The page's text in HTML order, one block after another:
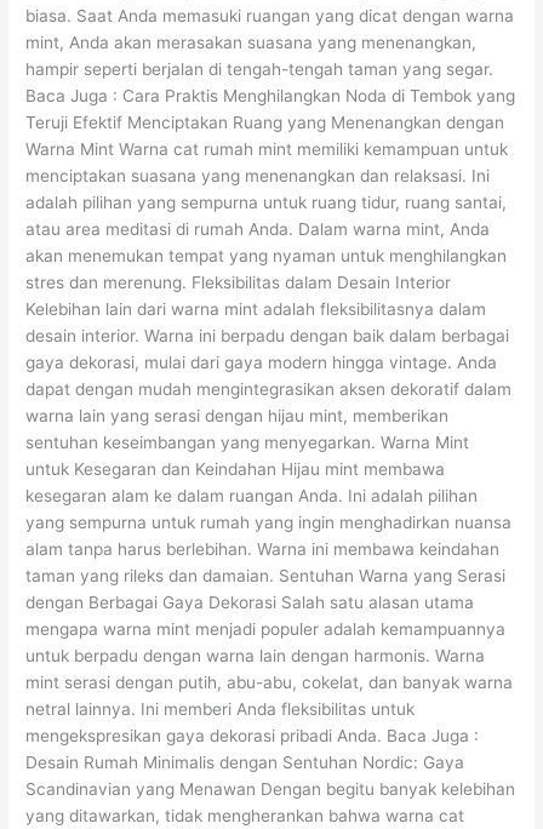
biasa. Saat Anda memasuki ruangan yang dicat dengan warna
mint, Anda akan merasakan suasana yang menenangkan,
hampir seperti berjalan di tengah-tengah taman yang segar.
Baca Juga : Cara Praktis Menghilangkan Noda di Tembok yang
Teruji Efektif Menciptakan Ruang yang Menenangkan dengan
Warna Mint Warna cat rumah mint memiliki kemampuan untuk
menciptakan suasana yang menenangkan dan relaksasi. Ini
adalah pilihan yang sempurna untuk ruang tidur, ruang santai,
atau area meditasi di rumah Anda. Dalam warna mint, Anda
akan menemukan tempat yang nyaman untuk menghilangkan
stres dan merenung. Fleksibilitas dalam Desain Interior
Kelebihan lain dari warna mint adalah fleksibilitasnya dalam
desain interior. Warna ini berpadu dengan baik dalam berbagai
gaya dekorasi, mulai dari gaya modern hingga vintage. Anda
dapat dengan mudah mengintegrasikan aksen dekoratif dalam
warna lain yang serasi dengan hijau mint, memberikan
sentuhan keseimbangan yang menyegarkan. Warna Mint
untuk Kesegaran dan Keindahan Hijau mint membawa
kesegaran alam ke dalam ruangan Anda. Ini adalah pilihan
yang sempurna untuk rumah yang ingin menghadirkan nuansa
alam tanpa harus berlebihan. Warna ini membawa keindahan
taman yang rileks dan damaian. Sentuhan Warna yang Serasi
dengan Berbagai Gaya Dekorasi Salah satu alasan utama
mengapa warna mint menjadi populer adalah kemampuannya
untuk berpadu dengan warna lain dengan harmonis. Warna
mint serasi dengan putih, abu-abu, cokelat, dan banyak warna
netral lainnya. Ini memberi Anda fleksibilitas untuk
mengekspresikan gaya dekorasi pribadi Anda. Baca Juga :
Desain Rumah Minimalis dengan Sentuhan Nordic: Gaya
Scandinavian yang Menawan Dengan begitu banyak kelebihan
yang ditawarkan, tidak mengherankan bahwa warna cat